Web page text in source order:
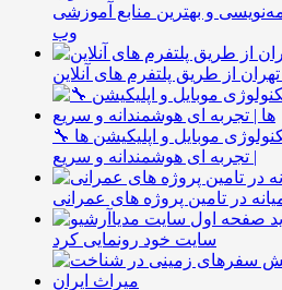
و بهترین منابع آموزشی
وب
تهران از طریق پلتفرم های آنلاین
🔧 تعمیر لوازم خانگی با کمک تکنولوژی موبایل و اپلیکیشن ها
| تجربه ای هوشمندانه و سریع
در تامین پروژه های عمرانی
سایت خود رونمایی کرد